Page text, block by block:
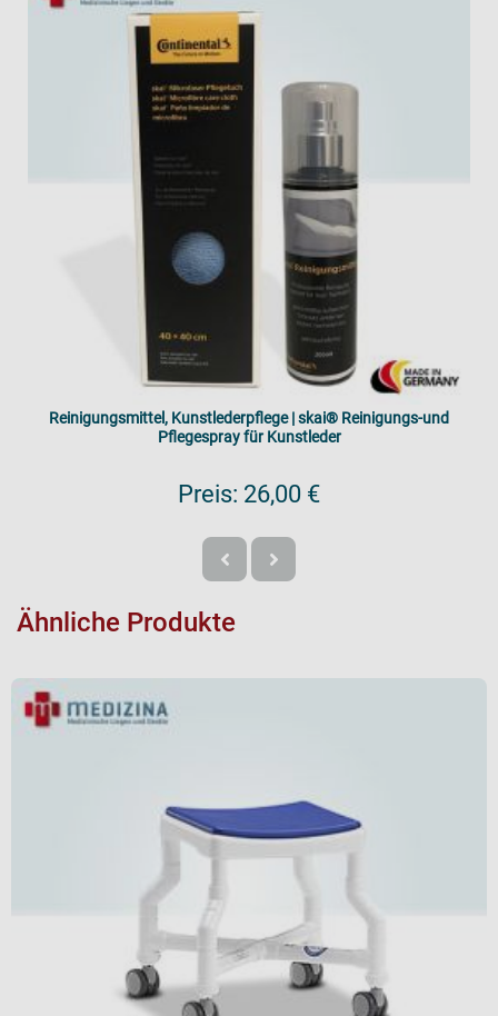
Reinigungsmittel, Kunstlederpflege | skai® Reinigungs-und
Pflegespray für Kunstleder
Preis: 26,00 €
Ähnliche Produkte